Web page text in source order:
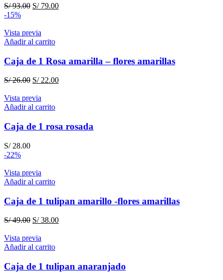
S/93.00 El
era:
S/ 93.00.
S/79.00El
-15%
Vista previa
Añadir al carrito
Caja de 1 Rosa amarilla – flores amarillas
S/26.00 El
original
era:
S/22.00El
Vista previa
Añadir al carrito
Caja de 1 rosa rosada
S/28.00
-22%
Vista previa
Añadir al carrito
Caja de 1 tulipan amarillo -flores amarillas
S/49.00 El
original
era:
S/38.00El
Vista previa
Añadir al carrito
Caja de 1 tulipan anaranjado